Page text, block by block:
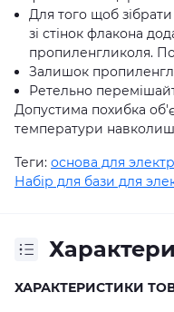
Для того щоб
зі стінок флакона
пропиленгликоля.
Залишок
Ретельно
Допустима похибка
температури
Теги: основа для
Набір для бази для
ХАРАКТЕРИСТИКИ